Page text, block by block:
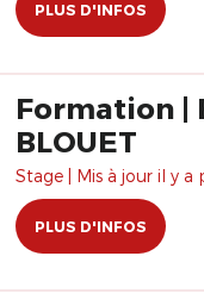
PLUS D'INFOS
Formation |
BLOUET
Stage | Mis à jour il y a
PLUS D'INFOS